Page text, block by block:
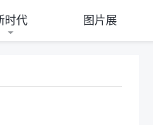
时代 图片展